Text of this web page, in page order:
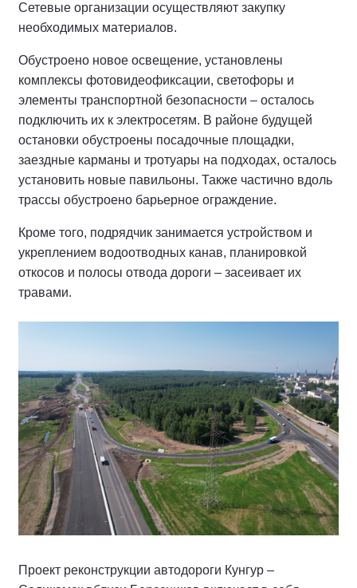
Сетевые организации осуществляют закупку
необходимых материалов.
Обустроено новое освещение, установлены
комплексы фотовидеофиксации, светофоры и
элементы транспортной безопасности – осталось
подключить их к электросетям. В районе будущей
остановки обустроены посадочные площадки,
заездные карманы и тротуары на подходах, осталось
установить новые павильоны. Также частично вдоль
трассы обустроено барьерное ограждение.
Кроме того, подрядчик занимается устройством и
укреплением водоотводных канав, планировкой
откосов и полосы отвода дороги – засеивает их
травами.
Проект реконструкции автодороги Кунгур –